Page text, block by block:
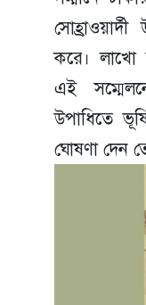
করে। লাখো
এই
উপাধিতে
ঘোষণা দেন